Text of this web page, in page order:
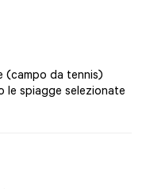
(campo da tennis)
le spiagge selezionate